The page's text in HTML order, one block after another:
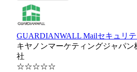
GUARDIANWALL Mailセキュリテ
キヤノンマーケティングジャパン
社
☆☆☆☆☆